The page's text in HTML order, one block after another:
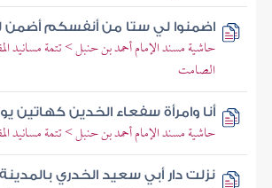
اضمنوا لي ستا من أنفسكم أضمن
حاشية مسند الإمام أحمد بن حنبل > تتمة مسانيد
الصامت
أنا وامرأة سفعاء الخدين كهاتين
حاشية مسند الإمام أحمد بن حنبل > تتمة مسانيد
نزلت دار أبي سعيد الخدري